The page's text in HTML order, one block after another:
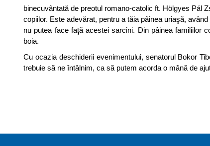
binecuvântată de preotul romano-catolic ft. Hölgyes Pál
copiilor. Este adevărat, pentru a tăia pâinea uriaşă,
nu putea face faţă acestei sarcini. Din pâinea familiilor
boia.
Cu ocazia deschiderii evenimentului, senatorul Bokor
trebuie să ne întâlnim, ca să putem acorda o mână de